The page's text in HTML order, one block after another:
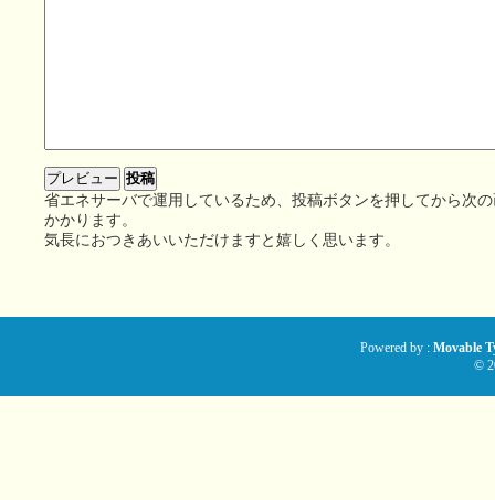
省エネサーバで運用しているため、投稿ボタンを押してから次
かかります。
気長におつきあいいただけますと嬉しく思います。
Powered by : Movable
©